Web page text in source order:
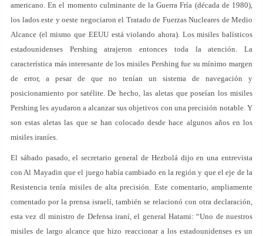
americano. En el momento culminante de la Guerra Fría (década de 1980),
los lados este y oeste negociaron el Tratado de Fuerzas Nucleares de Medio
Alcance (el mismo que EEUU está violando ahora). Los misiles balísticos
estadounidenses Pershing atrajeron entonces toda la atención. La
característica más interesante de los misiles Pershing fue su mínimo margen
de error, a pesar de que no tenían un sistema de navegación y
posicionamiento por satélite. De hecho, las aletas que poseían los misiles
Pershing les ayudaron a alcanzar sus objetivos con una precisión notable. Y
son estas aletas las que se han colocado desde hace algunos años en los
misiles iraníes.
El sábado pasado, el secretario general de Hezbolá dijo en una entrevista
con Al Mayadin que el juego había cambiado en la región y que el eje de la
Resistencia tenía misiles de alta precisión. Este comentario, ampliamente
comentado por la prensa israelí, también se relacionó con otra declaración,
esta vez dl ministro de Defensa iraní, el general Hatami: “Uno de nuestros
misiles de largo alcance que hizo reaccionar a los estadounidenses es un